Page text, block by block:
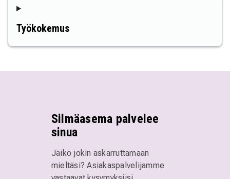
Työkokemus
Silmäasema palvelee
sinua
Jäikö jokin askarruttamaan
mieltäsi? Asiakaspalvelijamme